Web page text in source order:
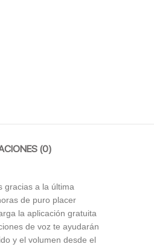
(0)
gracias a la última
de puro placer
la aplicación gratuita
de voz te ayudarán
y el volumen desde el